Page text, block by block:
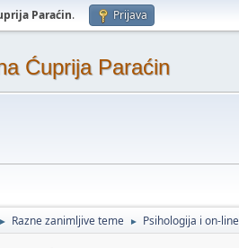
Paraćin. Prijava
Ćuprija Paraćin
► Razne zanimljive teme ► Psihologija i on-